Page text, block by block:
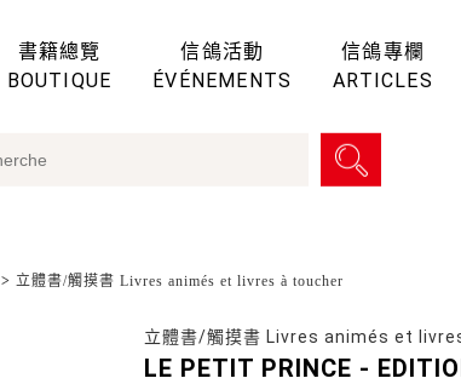
書籍總覽
BOUTIQUE
信鴿活動
ÉVÉNEMENTS
信鴿專欄
ARTICLES
> 立體書/觸摸書 Livres animés et livres à toucher
立體書/觸摸書 Livres animés et
LE PETIT PRINCE -